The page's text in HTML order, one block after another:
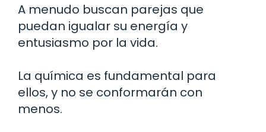
A menudo buscan parejas que
puedan igualar su energía y
entusiasmo por la vida.
La química es fundamental para
ellos, y no se conformarán con
menos.